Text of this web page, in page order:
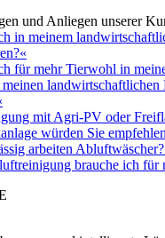
und Anliegen unserer
in meinem
für mehr Tierwohl in
landwirtschaftlichen
mit Agri-PV oder
würden Sie
arbeiten
brauche ich für